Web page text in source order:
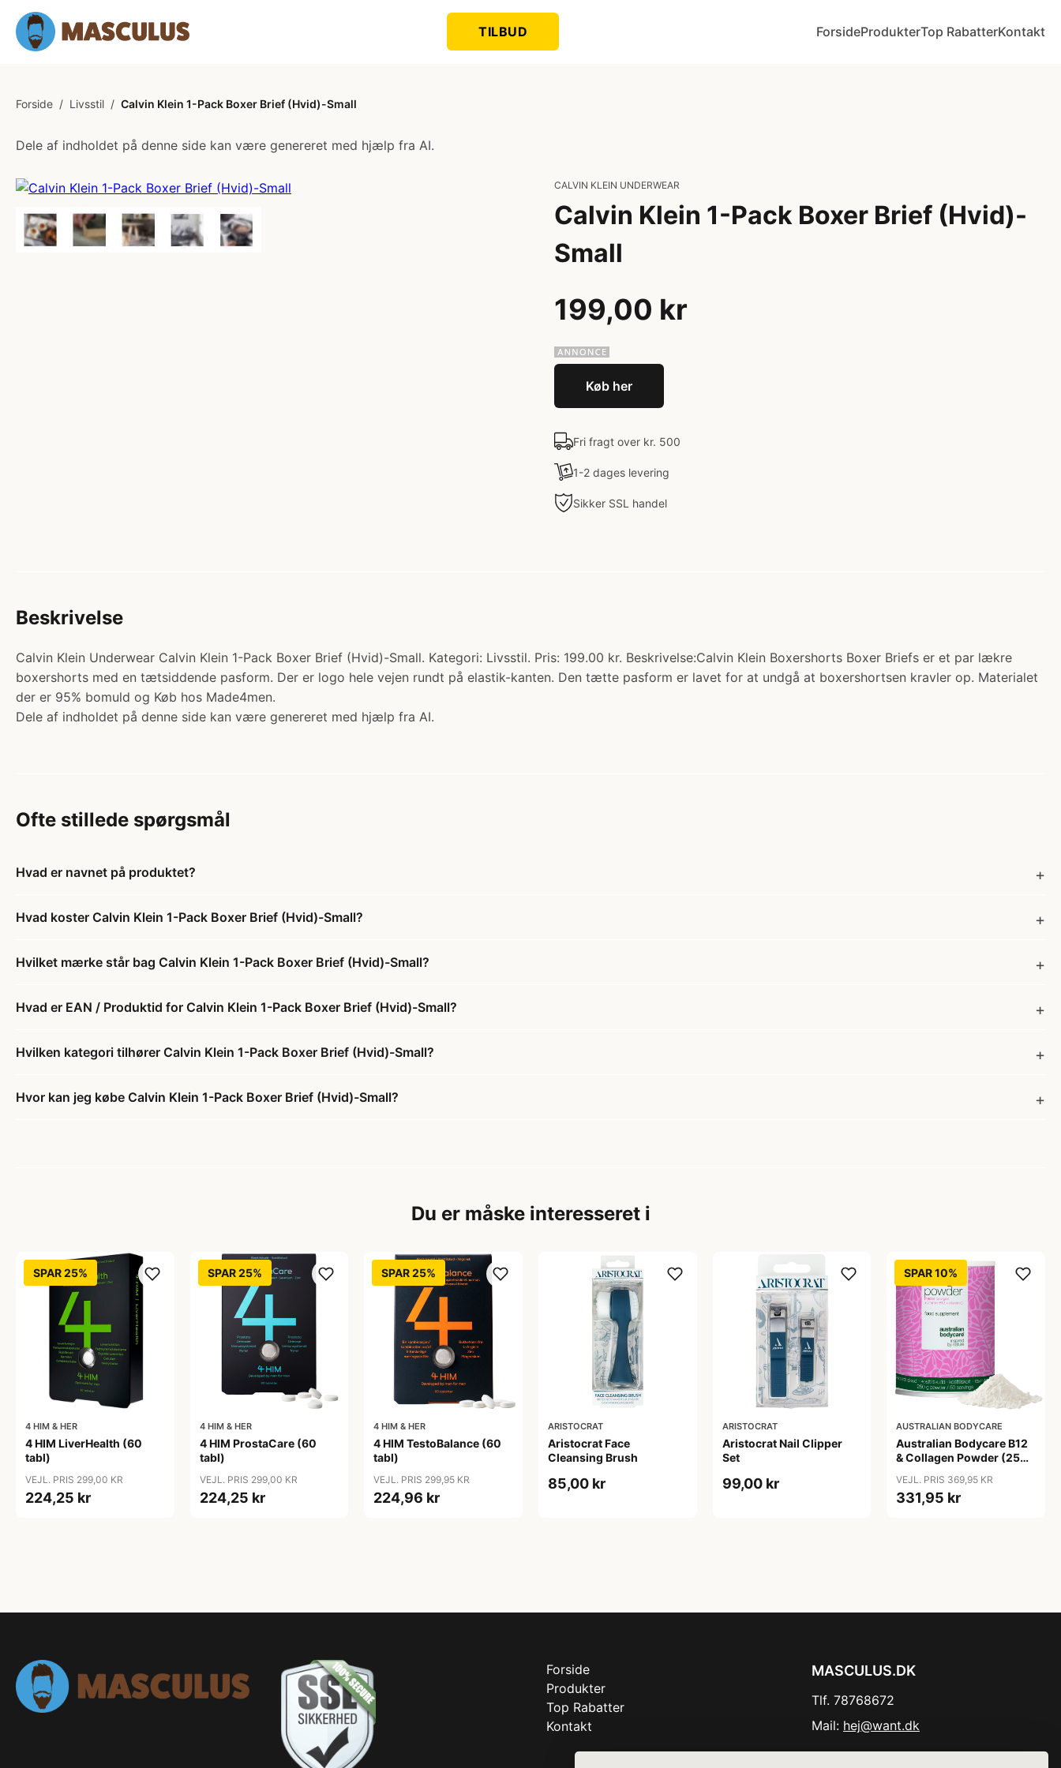
TILBUD ForsideProdukterTop RabatterKontakt
Forside / Livsstil / Calvin Klein 1-Pack Boxer Brief (Hvid)-Small
Dele af indholdet på denne side kan være genereret med hjælp fra AI.
CALVIN KLEIN UNDERWEAR
Calvin Klein 1-Pack Boxer Brief (Hvid)-
Small
199,00 kr
Køb her
Fri fragt over kr. 500
1-2 dages levering
Sikker SSL handel
Beskrivelse
Calvin Klein Underwear Calvin Klein 1-Pack Boxer Brief (Hvid)-Small. Kategori: Livsstil. Pris: 199.00 kr. Beskrivelse:Calvin Klein Boxershorts Boxer Briefs er et par lækre
boxershorts med en tætsiddende pasform. Der er logo hele vejen rundt på elastik-kanten. Den tætte pasform er lavet for at undgå at boxershortsen kravler op. Materialet
der er 95% bomuld og Køb hos Made4men.
Dele af indholdet på denne side kan være genereret med hjælp fra AI.
Ofte stillede spørgsmål
Hvad er navnet på produktet?
Hvad koster Calvin Klein 1-Pack Boxer Brief (Hvid)-Small?
Hvilket mærke står bag Calvin Klein 1-Pack Boxer Brief (Hvid)-Small?
Hvad er EAN / Produktid for Calvin Klein 1-Pack Boxer Brief (Hvid)-Small?
Hvilken kategori tilhører Calvin Klein 1-Pack Boxer Brief (Hvid)-Small?
Hvor kan jeg købe Calvin Klein 1-Pack Boxer Brief (Hvid)-Small?
Du er måske interesseret i
SPAR 25%
4 HIM & HER
4 HIM LiverHealth (60
tabl)
VEJL. PRIS 299,00 KR
224,25 kr
SPAR 25%
4 HIM & HER
4 HIM ProstaCare (60
tabl)
VEJL. PRIS 299,00 KR
224,25 kr
SPAR 25%
4 HIM & HER
4 HIM TestoBalance (60
tabl)
VEJL. PRIS 299,95 KR
224,96 kr
ARISTOCRAT
Aristocrat Face
Cleansing Brush
85,00 kr
ARISTOCRAT
Aristocrat Nail Clipper
Set
99,00 kr
SPAR 10%
AUSTRALIAN BODYCARE
Australian Bodycare B12
& Collagen Powder (250
VEJL. PRIS 369,95 KR
331,95 kr
Forside
Produkter
Top Rabatter
Kontakt
MASCULUS.DK
Tlf. 78768672
Mail: hej@want.dk